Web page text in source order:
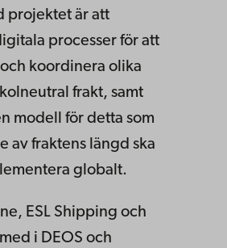
projektet är att
processer för att
koordinera olika
frakt, samt
modell för detta som
av fraktens längd ska
globalt.
ESL Shipping och
i DEOS och